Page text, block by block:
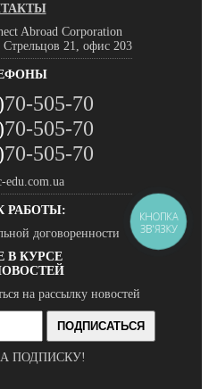
Abroad Corporation
21, офис 203
70-505-70
70-505-70
70-505-70
edu.com.ua
РАБОТЫ:
договоренности
В КУРСЕ
на рассылку новостей
ПОДПИСАТЬСЯ
ПОДПИСКУ!
КНОПКА
ЗВ'ЯЗКУ